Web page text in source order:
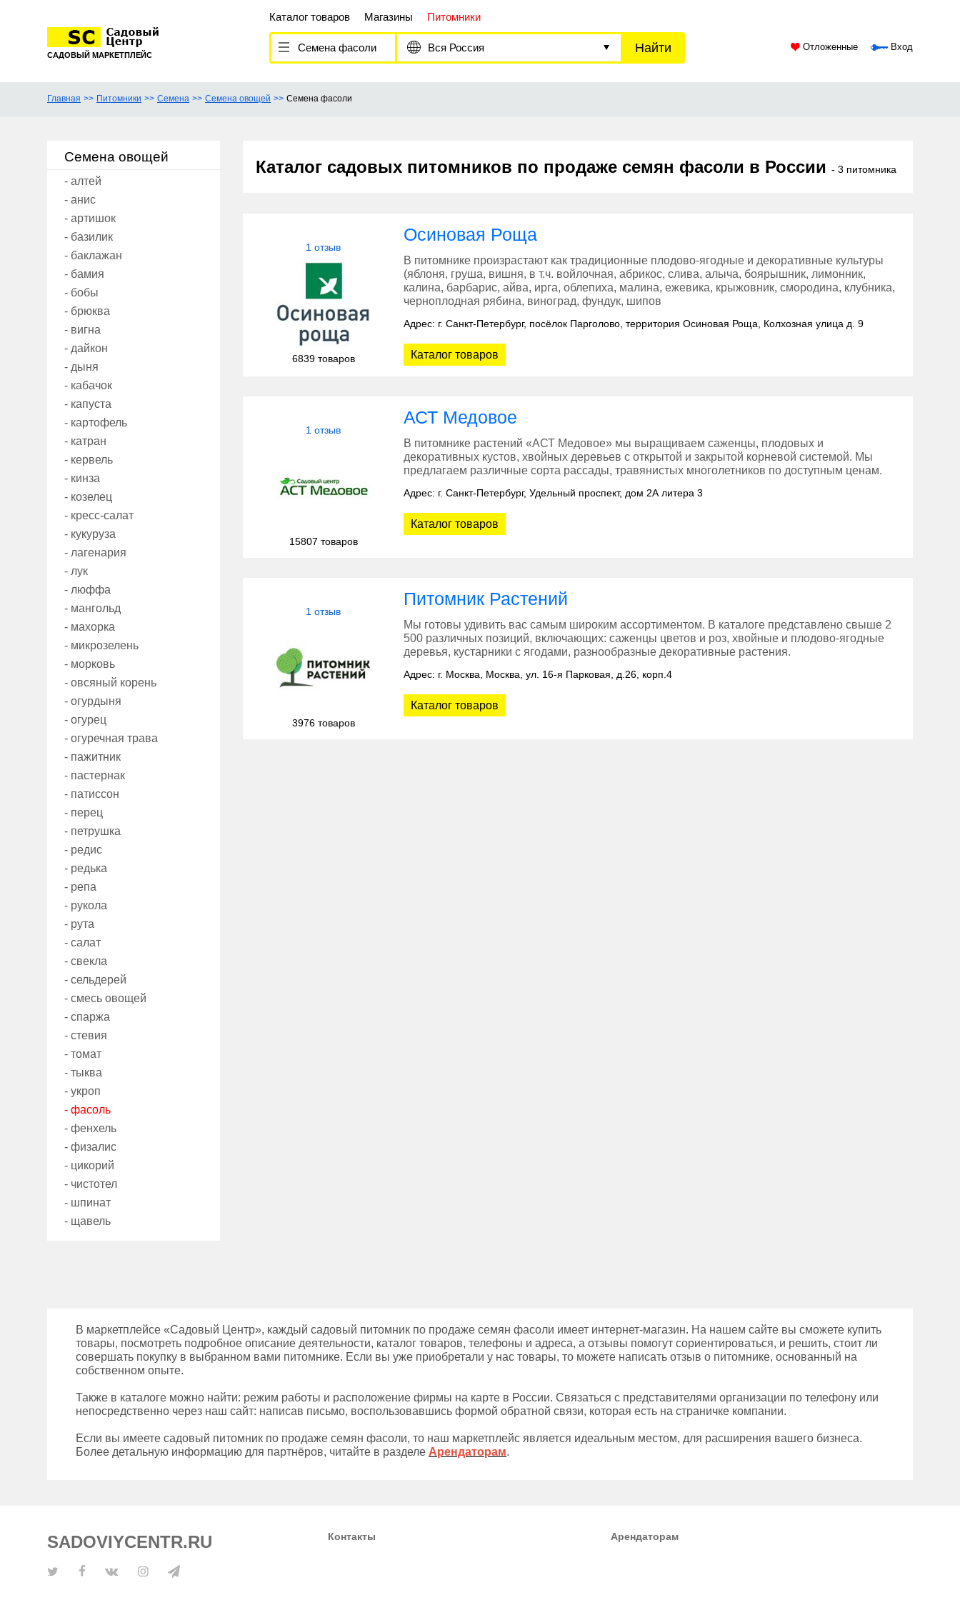
САДОВЫЙ МАРКЕТПЛЕЙС
Каталог товаров Магазины Питомники
Семена фасоли Вся Россия Найти Отложенные Вход
Главная Питомники Семена Семена овощей Семена фасоли
Семена овощей
- алтей
- анис
- артишок
- базилик
- баклажан
- бамия
- бобы
- брюква
- вигна
- дайкон
- дыня
- кабачок
- капуста
- картофель
- катран
- кервель
- кинза
- козелец
- кресс-салат
- кукуруза
- лагенария
- лук
- люффа
- мангольд
- махорка
- микрозелень
- морковь
- овсяный корень
- огурдыня
- огурец
- огуречная трава
- пажитник
- пастернак
- патиссон
- перец
- петрушка
- редис
- редька
- репа
- рукола
- рута
- салат
- свекла
- сельдерей
- смесь овощей
- спаржа
- стевия
- томат
- тыква
- укроп
- фасоль
- фенхель
- физалис
- цикорий
- чистотел
- шпинат
- щавель
Каталог садовых питомников по продаже семян фасоли в России - 3 питомника
1 отзыв
6839 товаров
Осиновая Роща
В питомнике произрастают как традиционные плодово-ягодные и декоративные культуры
(яблоня, груша, вишня, в т.ч. войлочная, абрикос, слива, алыча, боярышник, лимонник,
калина, барбарис, айва, ирга, облепиха, малина, ежевика, крыжовник, смородина, клубника,
черноплодная рябина, виноград, фундук, шипов
Адрес: г. Санкт-Петербург, посёлок Парголово, территория Осиновая Роща, Колхозная улица д. 9
Каталог товаров
1 отзыв
15807 товаров
АСТ Медовое
В питомнике растений «АСТ Медовое» мы выращиваем саженцы, плодовых и
декоративных кустов, хвойных деревьев с открытой и закрытой корневой системой. Мы
предлагаем различные сорта рассады, травянистых многолетников по доступным ценам.
Адрес: г. Санкт-Петербург, Удельный проспект, дом 2А литера 3
Каталог товаров
1 отзыв
3976 товаров
Питомник Растений
Мы готовы удивить вас самым широким ассортиментом. В каталоге представлено свыше 2
500 различных позиций, включающих: саженцы цветов и роз, хвойные и плодово-ягодные
деревья, кустарники с ягодами, разнообразные декоративные растения.
Адрес: г. Москва, Москва, ул. 16-я Парковая, д.26, корп.4
Каталог товаров
В маркетплейсе «Садовый Центр», каждый садовый питомник по продаже семян фасоли имеет интернет-магазин. На нашем сайте вы сможете купить
товары, посмотреть подробное описание деятельности, каталог товаров, телефоны и адреса, а отзывы помогут сориентироваться, и решить, стоит ли
совершать покупку в выбранном вами питомнике. Если вы уже приобретали у нас товары, то можете написать отзыв о питомнике, основанный на
собственном опыте.
Также в каталоге можно найти: режим работы и расположение фирмы на карте в России. Связаться с представителями организации по телефону или
непосредственно через наш сайт: написав письмо, воспользовавшись формой обратной связи, которая есть на страничке компании.
Если вы имеете садовый питомник по продаже семян фасоли, то наш маркетплейс является идеальным местом, для расширения вашего бизнеса.
Более детальную информацию для партнёров, читайте в разделе Арендаторам.
SADOVIYCENTR.RU Контакты Арендаторам